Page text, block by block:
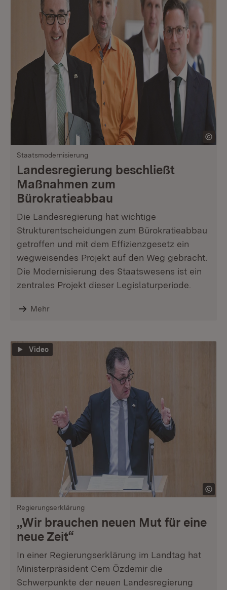
Staatsmodernisierung
Landesregierung beschließt
Maßnahmen zum
Bürokratieabbau
Die Landesregierung hat wichtige
Strukturentscheidungen zum Bürokratieabbau
getroffen und mit dem Effizienzgesetz ein
wegweisendes Projekt auf den Weg gebracht.
Die Modernisierung des Staatswesens ist ein
zentrales Projekt dieser Legislaturperiode.
Mehr
Video
Regierungserklärung
„Wir brauchen neuen Mut für eine
neue Zeit“
In einer Regierungserklärung im Landtag hat
Ministerpräsident Cem Özdemir die
Schwerpunkte der neuen Landesregierung